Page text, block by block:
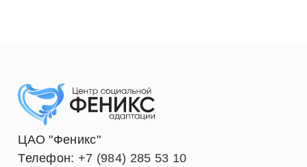
ЦАО "Феникс"
Телефон: +7 (984) 285 53 10